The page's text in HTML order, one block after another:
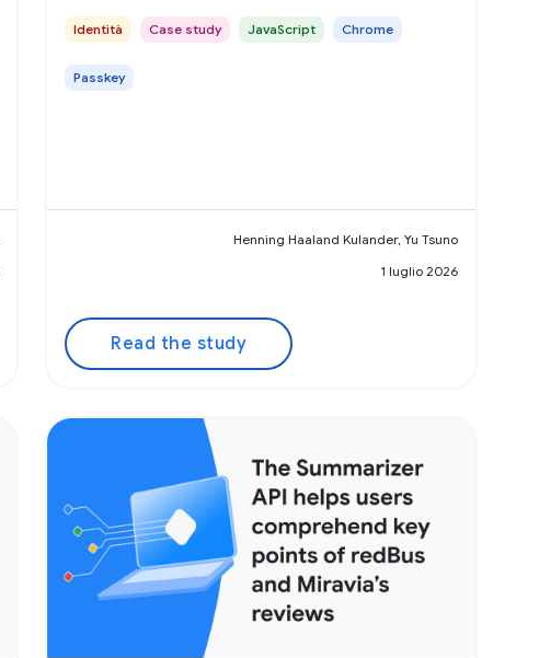
Identità Case study JavaScript Chrome
Passkey
Henning Haaland Kulander, Yu Tsuno
1 luglio 2026
Read the study